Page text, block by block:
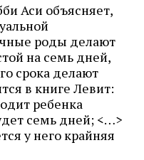
Аси объясняет,
роды делают
на семь дней,
срока делают
в книге Левит:
ребенка
семь дней; <…>
у него крайняя